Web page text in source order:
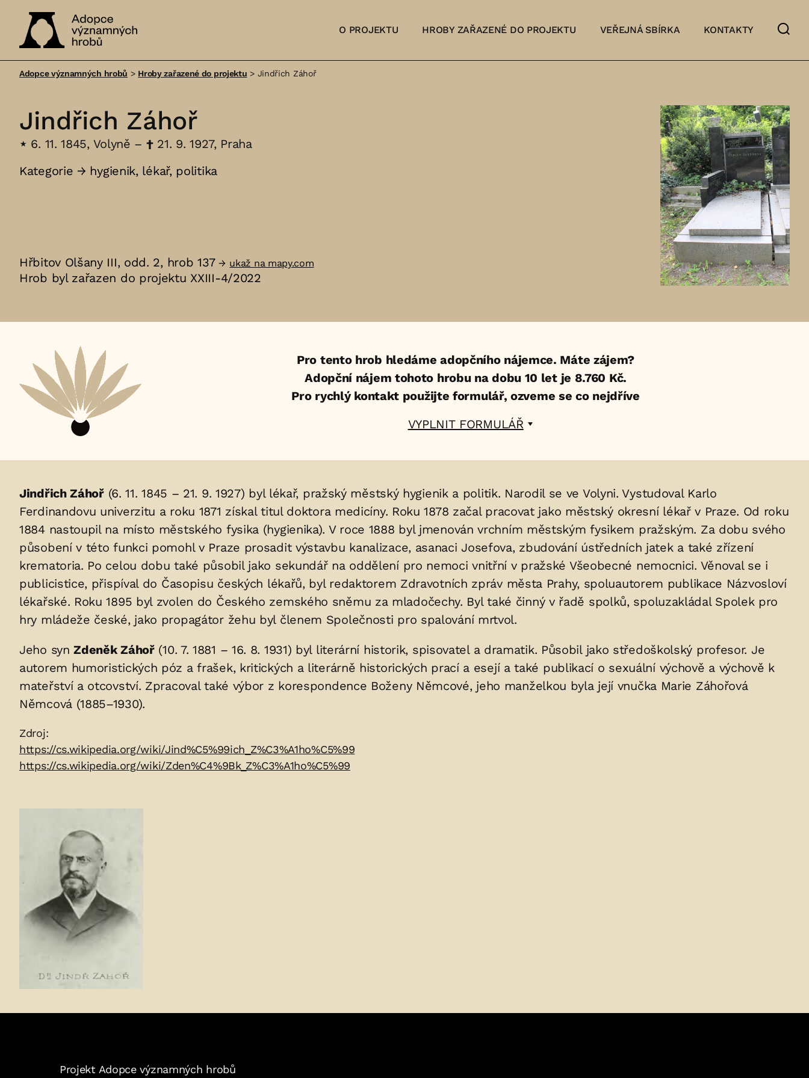
významných
O PROJEKTU HROBY ZAŘAZENÉ DO PROJEKTU VEŘEJNÁ SBÍRKA KONTAKTY
Adopce významných hrobů > Hroby zařazené do projektu > Jindřich Záhoř
Jindřich Záhoř
⋆ 6. 11. 1845, Volyně – †21. 9. 1927, Praha
Kategorie → hygienik, lékař, politika
Hřbitov Olšany III, odd. 2, hrob 137 → ukaž na mapy.com
Hrob byl zařazen do projektu XXIII-4/2022
Pro tento hrob hledáme adopčního nájemce. Máte zájem?
Adopční nájem tohoto hrobu na dobu 10 let je 8.760 Kč.
Pro rychlý kontakt použijte formulář, ozveme se co nejdříve
VYPLNIT FORMULÁŘ
Životopis
osoby/osob
uložených
v
hrobu:
Jindřich Záhoř(6. 11. 1845 – 21. 9. 1927) byl lékař, pražský městský hygienik a politik. Narodil se ve Volyni. Vystudoval Karlo
Ferdinandovu univerzitu a roku 1871 získal titul doktora medicíny. Roku 1878 začal pracovat jako městský okresní lékař v Praze. Od roku
1884 nastoupil na místo městského fysika (hygienika). V roce 1888 byl jmenován vrchním městským fysikem pražským. Za dobu svého
působení v této funkci pomohl v Praze prosadit výstavbu kanalizace, asanaci Josefova, zbudování ústředních jatek a také zřízení
krematoria. Po celou dobu také působil jako sekundář na oddělení pro nemoci vnitřní v pražské Všeobecné nemocnici. Věnoval se i
publicistice, přispíval do Časopisu českých lékařů, byl redaktorem Zdravotních zpráv města Prahy, spoluautorem publikace Názvosloví
lékařské. Roku 1895 byl zvolen do Českého zemského sněmu za mladočechy. Byl také činný v řadě spolků, spoluzakládal Spolek pro
hry mládeže české, jako propagátor žehu byl členem Společnosti pro spalování mrtvol.
Jeho synZdeněk Záhoř(10. 7. 1881 – 16. 8. 1931) byl literární historik, spisovatel a dramatik. Působil jako středoškolský profesor. Je
autorem humoristických póz a frašek, kritických a literárně historických prací a esejí a také publikací o sexuální výchově a výchově k
mateřství a otcovství. Zpracoval také výbor z korespondence Boženy Němcové, jeho manželkou byla její vnučka Marie Záhořová
Němcová (1885–1930).
Zdroje:
Zdroj:
https://cs.wikipedia.org/wiki/Jind%C5%99ich_Z%C3%A1ho%C5%99
https://cs.wikipedia.org/wiki/Zden%C4%9Bk_Z%C3%A1ho%C5%99
Projekt Adopce významných hrobů